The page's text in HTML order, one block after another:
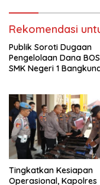
Rekomendasi
Publik Soroti Dugaan
Pengelolaan Dana
SMK Negeri 1
Tingkatkan Kesiapan
Operasional, Kapolres